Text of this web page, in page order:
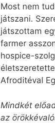
Most nem
játszani.
játszottam
farmer
hospice-
Afroditéval
Mindkét
az